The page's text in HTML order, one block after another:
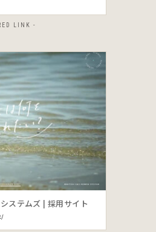
LINK -
ステムズ | 採用サイト